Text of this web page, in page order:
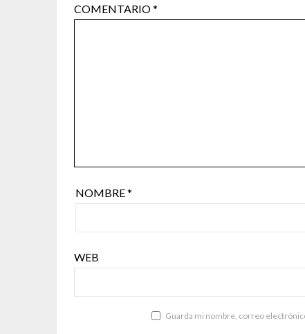
COMENTARIO*
NOMBRE*
WEB
Guarda mi nombre, correo